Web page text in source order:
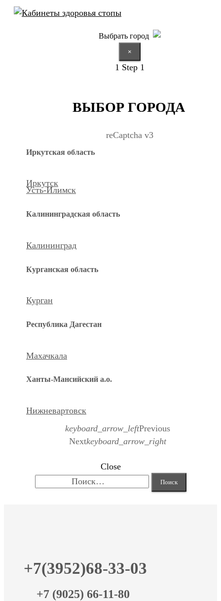
Выбрать город
×
1 Step 1
ВЫБОР ГОРОДА
reCaptcha v3
Иркутская область
Иркутск
Усть-Илимск
Калининградская область
Калининград
Курганская область
Курган
Республика Дагестан
Махачкала
Ханты-Мансийский а.о.
Нижневартовск
keyboard_arrow_leftPrevious
Nextkeyboard_arrow_right
Close
+7(3952)68-33-03
+7 (9025) 66-11-80